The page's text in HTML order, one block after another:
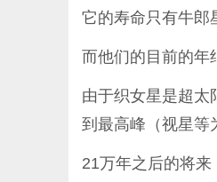
它的寿命只有牛郎
而他们的目前的年
由于织女星是超太
到最高峰（视星等
21万年之后的将